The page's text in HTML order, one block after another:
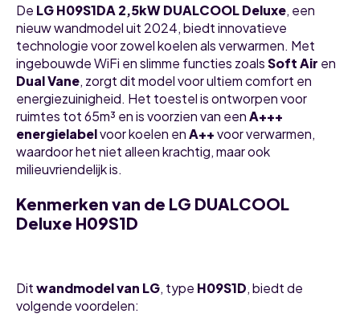
De LG H09S1DA 2,5kW DUALCOOL Deluxe, een
nieuw wandmodel uit 2024, biedt innovatieve
technologie voor zowel koelen als verwarmen. Met
ingebouwde WiFi en slimme functies zoalsSoft Air en
Dual Vane, zorgt dit model voor ultiem comfort en
energiezuinigheid. Het toestel is ontworpen voor
ruimtes tot 65m³ en is voorzien van eenA+++
energielabelvoor koelen enA++voor verwarmen,
waardoor het niet alleen krachtig, maar ook
milieuvriendelijk is.
Kenmerken van de LG DUALCOOL
Deluxe H09S1D
Ditwandmodel van LG, type H09S1D, biedt de
volgende voordelen: